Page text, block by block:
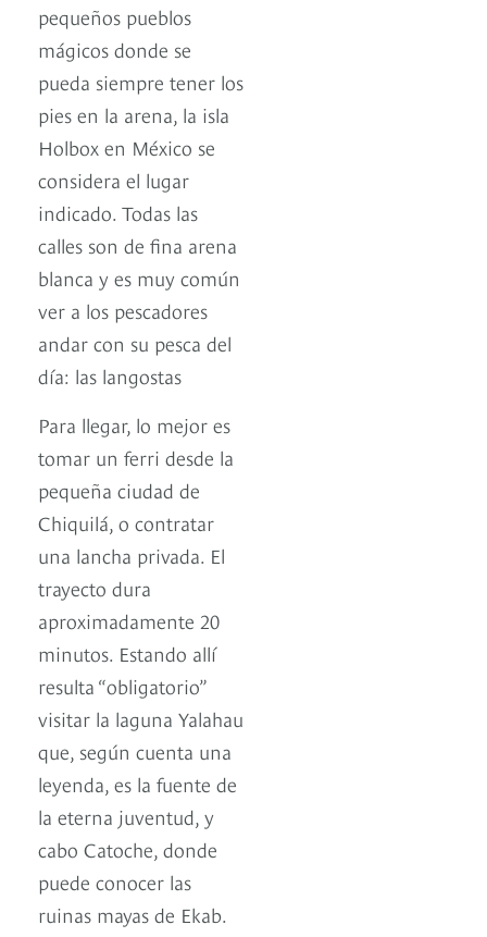
pequeños pueblos
mágicos donde se
pueda siempre tener los
pies en la arena, la isla
Holbox en México se
considera el lugar
indicado. Todas las
calles son de fina arena
blanca y es muy común
ver a los pescadores
andar con su pesca del
día: las langostas
Para llegar, lo mejor es
tomar un ferri desde la
pequeña ciudad de
Chiquilá, o contratar
una lancha privada. El
trayecto dura
aproximadamente 20
minutos. Estando allí
resulta “obligatorio”
visitar la laguna Yalahau
que, según cuenta una
leyenda, es la fuente de
la eterna juventud, y
cabo Catoche, donde
puede conocer las
ruinas mayas de Ekab.